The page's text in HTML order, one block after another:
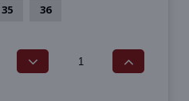
35 36